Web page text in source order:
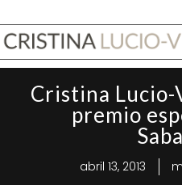
Cristina Lucio-
premio
abril 13, 2013